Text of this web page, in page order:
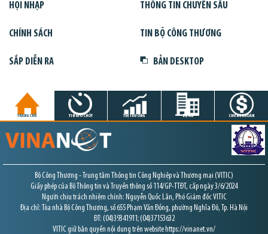
HỘI NHẬP THÔNG TIN CHUYÊN SÂU
CHÍNH SÁCH TIN BỘ CÔNG THƯƠNG
SẮP DIỄN RA BẢN DESKTOP
TRANG CHỦ TIN GIỜ CHÓT THỊ TRƯỜNG DỰ ÁN CHỨNG KHOÁN
Bộ Công Thương - Trung tâm Thông tin Công Nghiệp và Thương mại (VITIC)
Giấy phép của Bộ Thông tin và Truyền thông số 114/GP-TTĐT, cấp ngày 3/6/2024
Người chịu trách nhiệm chính: Nguyễn Quốc Lân, Phó Giám đốc VITIC
Địa chỉ: Tòa nhà Bộ Công Thương, số 655 Phạm Văn Đồng, phường Nghĩa Đô, Tp. Hà Nội
ĐT: (04)39341911; (04)37153632
VITIC giữ bản quyền nội dung trên website https://vinanet.vn/